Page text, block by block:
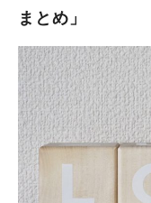
まとめ」